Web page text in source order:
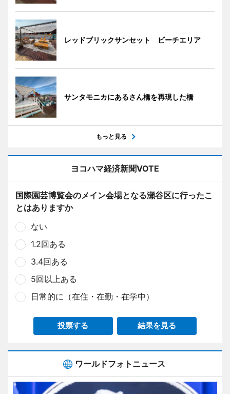
レッドブリックサンセット ビーチエリア
サンタモニカにあるさん橋を再現した橋
もっと見る
ヨコハマ経済新聞VOTE
国際園芸博覧会のメイン会場となる瀬谷区に行ったこ
とはありますか
ない
1.2回ある
3.4回ある
5回以上ある
日常的に（在住・在勤・在学中）
投票する 結果を見る
ワールドフォトニュース